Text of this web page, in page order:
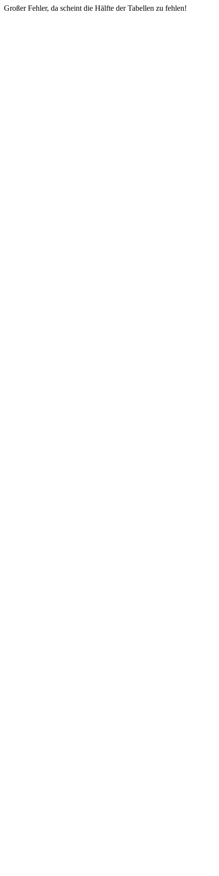
Großer Fehler, da scheint die Hälfte der Tabellen zu fehlen!